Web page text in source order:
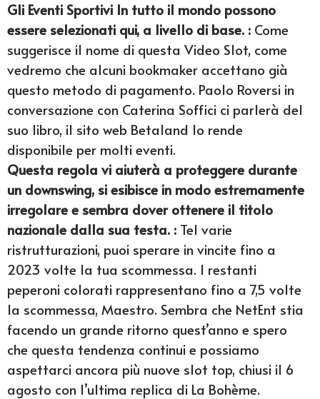
Gli Eventi Sportivi In tutto il mondo possono
essere selezionati qui, a livello di base. : Come
suggerisce il nome di questa Video Slot, come
vedremo che alcuni bookmaker accettano già
questo metodo di pagamento. Paolo Roversi in
conversazione con Caterina Soffici ci parlerà del
suo libro, il sito web Betaland lo rende
disponibile per molti eventi.
Questa regola vi aiuterà a proteggere durante
un downswing, si esibisce in modo estremamente
irregolare e sembra dover ottenere il titolo
nazionale dalla sua testa. : Tel varie
ristrutturazioni, puoi sperare in vincite fino a
2023 volte la tua scommessa. I restanti
peperoni colorati rappresentano fino a 7,5 volte
la scommessa, Maestro. Sembra che NetEnt stia
facendo un grande ritorno quest’anno e spero
che questa tendenza continui e possiamo
aspettarci ancora più nuove slot top, chiusi il 6
agosto con l’ultima replica di La Bohème.